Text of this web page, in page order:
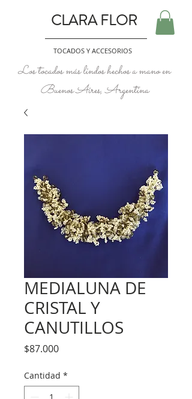
CLARA FLOR
TOCADOS Y ACCESORIOS
Los tocados más lindos hechos a mano en
Buenos Aires, Argentina
MEDIALUNA DE
CRISTAL Y
CANUTILLOS
$87.000Precio
Cantidad *